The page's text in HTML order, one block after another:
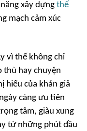
xây dựng thế
mạch cảm xúc
vì thế không chỉ
thù hay chuyện
hiếu của khán giả
càng ưu tiên
tâm, giàu xung
từ những phút đầu